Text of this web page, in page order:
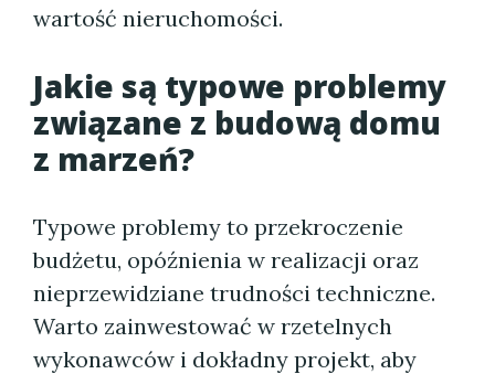
wartość nieruchomości.
Jakie są typowe problemy
związane z budową domu
z marzeń?
Typowe problemy to przekroczenie
budżetu, opóźnienia w realizacji oraz
nieprzewidziane trudności techniczne.
Warto zainwestować w rzetelnych
wykonawców i dokładny projekt, aby